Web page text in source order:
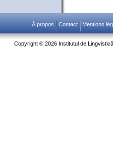
À propos Contact Mentions
Copyright © 2026 Institutul de